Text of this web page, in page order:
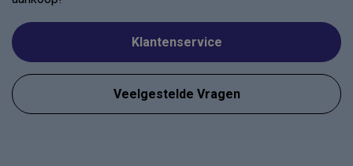
Klantenservice
Veelgestelde Vragen